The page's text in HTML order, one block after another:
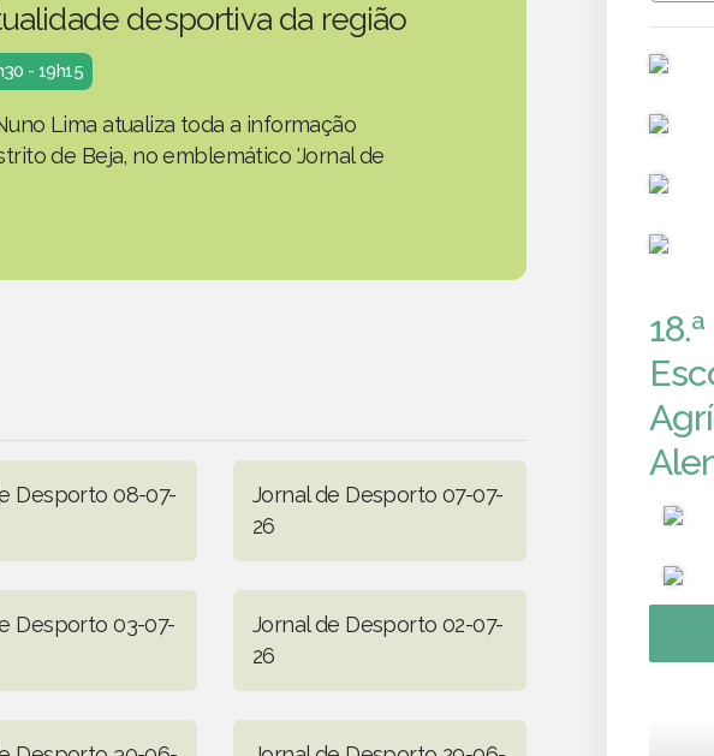
desportiva da região
- 19h15
Lima atualiza toda a informação
de Beja, no emblemático 'Jornal de
Desporto 08-07-
Jornal de Desporto 07-07-
26
Desporto 03-07-
Jornal de Desporto 02-07-
26